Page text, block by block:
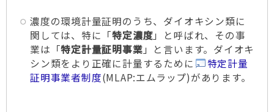
濃度の環境計量証明のうち、ダイオキシン類に
関しては、特に「特定濃度」と呼ばれ、その事
業は「特定計量証明事業 」と言います。ダイオキ
シン類をより正確に計量するために
特定計量
証明事業者制度(MLAP:エムラップ)があります。